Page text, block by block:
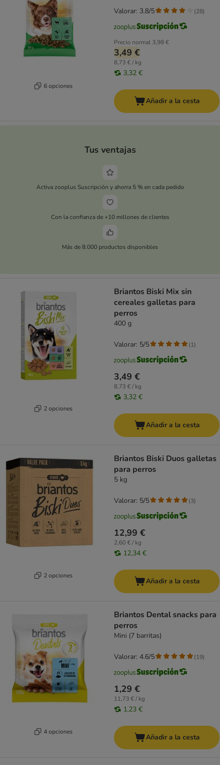
6 opciones
Precio normal 3,98 €
3,49 €
8,73 € / kg
3,32 €
Valorar: 3.8/5 (28)
Añadir a la cesta
Tus ventajas
Activa zooplus Suscripción y ahorra 5 % en cada pedido
Con la confianza de +10 millones de clientes
Más de 8.000 productos disponibles
2 opciones
Briantos Biski Mix sin
cereales galletas para
perros
400 g
3,49 €
8,73 € / kg
3,32 €
Valorar: 5/5 (1)
Añadir a la cesta
2 opciones
Briantos Biski Duos galletas
para perros
5 kg
12,99 €
2,60 € / kg
12,34 €
Valorar: 5/5 (3)
Añadir a la cesta
4 opciones
Briantos Dental snacks para
perros
Mini (7 barritas)
1,29 €
11,73 € / kg
1,23 €
Valorar: 4.6/5 (19)
Añadir a la cesta